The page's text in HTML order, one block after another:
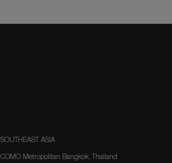
SOUTHEAST ASIA
COMO Metropolitan Bangkok, Thailand